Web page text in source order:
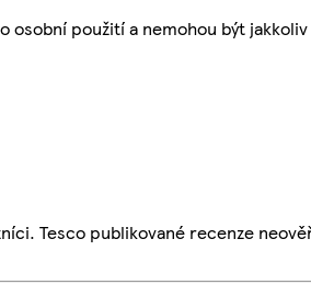
osobní použití a nemohou být
Tesco publikované recenze